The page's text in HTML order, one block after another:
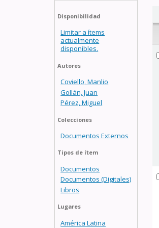
Disponibilidad
Limitar a ítems
actualmente
disponibles.
Autores
Coviello, Manlio
Gollán, Juan
Pérez, Miguel
Colecciones
Documentos Externos
Tipos de ítem
Documentos
Documentos (Digitales)
Libros
Lugares
América Latina